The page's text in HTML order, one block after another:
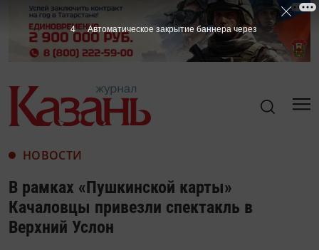
НОВОСТИ
В рамках «Пушкинской карты»
Качаловцы привезли спектакль в
Верхний Услон
3 Автоматическое закрытие баннера через